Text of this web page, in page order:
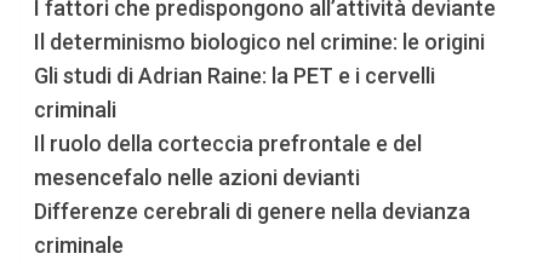
I fattori che predispongono all’attività deviante
Il determinismo biologico nel crimine: le origini
Gli studi di Adrian Raine: la PET e i cervelli
criminali
Il ruolo della corteccia prefrontale e del
mesencefalo nelle azioni devianti
Differenze cerebrali di genere nella devianza
criminale